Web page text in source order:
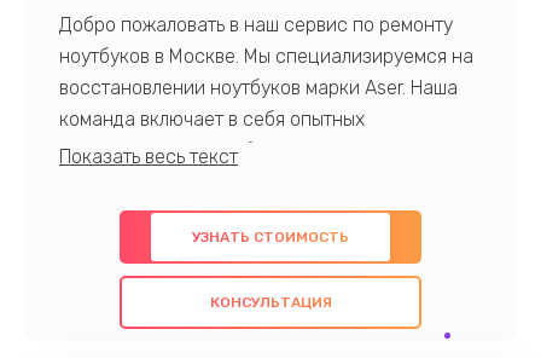
Добро пожаловать в наш сервис по ремонту
ноутбуков в Москве. Мы специализируемся на
восстановлении ноутбуков марки Aser. Наша
команда включает в себя опытных
профессионалов с обширными знаниями и
предлагаем быстрый и качественный ремонт с
использованием оригинальных компонентов, а
также гарантируем качество всех
проведенных работ. Наша цель - предоставить
УЗНАТЬ СТОИМОСТЬ
КОНСУЛЬТАЦИЯ